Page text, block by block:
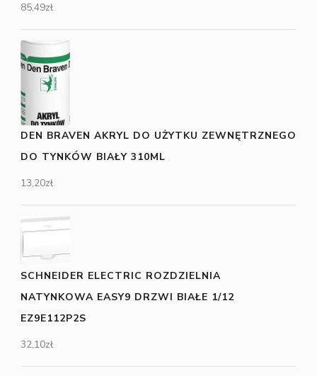
85,49zł
DEN BRAVEN AKRYL DO UŻYTKU ZEWNĘTRZNEGO
DO TYNKÓW BIAŁY 310ML
13,20zł
SCHNEIDER ELECTRIC ROZDZIELNIA
NATYNKOWA EASY9 DRZWI BIAŁE 1/12
EZ9E112P2S
32,10zł